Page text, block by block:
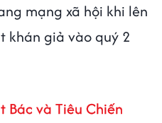
mạng xã hội khi lên
khán giả vào quý 2
Bác và Tiêu Chiến